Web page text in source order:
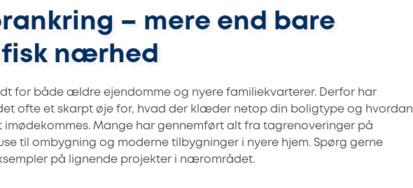
– mere end bare
nærhed
for både ældre ejendomme og nyere familiekvarterer. Derfor har
ofte et skarpt øje for, hvad der klæder netop din boligtype og hvordan
imødekommes. Mange har gennemført alt fra tagrenoveringer på
til ombygning og moderne tilbygninger i nyere hjem. Spørg gerne
på lignende projekter i nærområdet.